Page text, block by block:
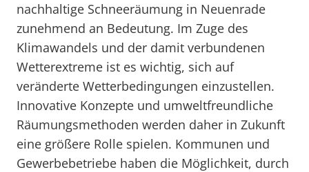
nachhaltige Schneeräumung in Neuenrade
zunehmend an Bedeutung. Im Zuge des
Klimawandels und der damit verbundenen
Wetterextreme ist es wichtig, sich auf
veränderte Wetterbedingungen einzustellen.
Innovative Konzepte und umweltfreundliche
Räumungsmethoden werden daher in Zukunft
eine größere Rolle spielen. Kommunen und
Gewerbebetriebe haben die Möglichkeit, durch